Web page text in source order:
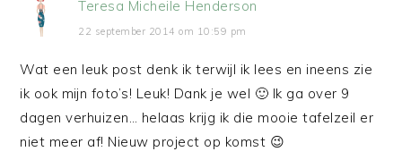
Teresa Micheile Henderson
22 september 2014 om 10:59 pm
Wat een leuk post denk ik terwijl ik lees en ineens zie
ik ook mijn foto’s! Leuk! Dank je wel 🙂 Ik ga over 9
dagen verhuizen… helaas krijg ik die mooie tafelzeil er
niet meer af! Nieuw project op komst 😉